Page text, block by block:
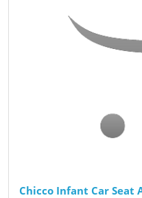
Chicco Infant Car Seat